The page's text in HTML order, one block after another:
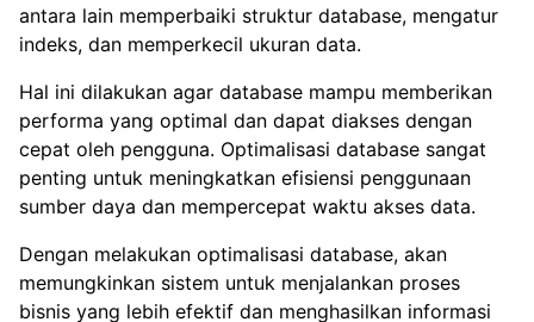
antara lain memperbaiki struktur database, mengatur
indeks, dan memperkecil ukuran data.
Hal ini dilakukan agar database mampu memberikan
performa yang optimal dan dapat diakses dengan
cepat oleh pengguna. Optimalisasi database sangat
penting untuk meningkatkan efisiensi penggunaan
sumber daya dan mempercepat waktu akses data.
Dengan melakukan optimalisasi database, akan
memungkinkan sistem untuk menjalankan proses
bisnis yang lebih efektif dan menghasilkan informasi